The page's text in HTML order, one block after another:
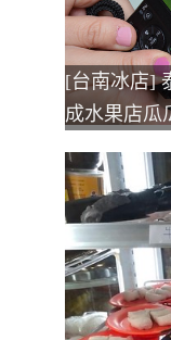
[台南冰店]
成水果店瓜